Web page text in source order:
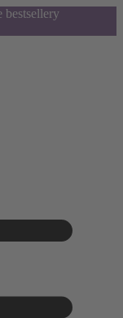
bestsellery